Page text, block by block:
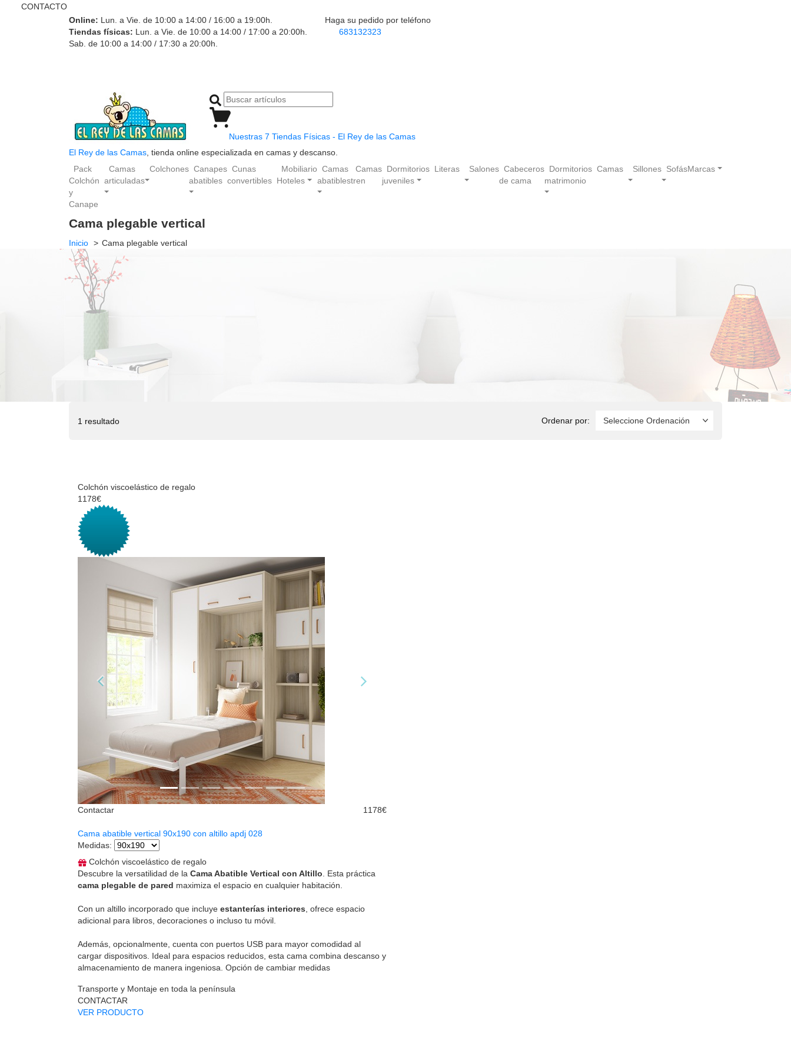
CONTACTO
Online: Lun. a Vie. de 10:00 a 14:00 / 16:00 a 19:00h.
Tiendas físicas: Lun. a Vie. de 10:00 a 14:00 / 17:00 a 20:00h.
Sab. de 10:00 a 14:00 / 17:30 a 20:00h.
Haga su pedido por teléfono
683132323
Nuestras 7 Tiendas Físicas - El Rey de las Camas
El Rey de las Camas , tienda online especializada en camas y descanso.
Pack
Colchón
y
Canape
Camas
articuladas
Colchones Canapes
abatibles
Cunas
convertibles
Mobiliario
Hoteles
Camas
abatibles
Camas
tren
Dormitorios
juveniles
Literas Salones Cabeceros
de cama
Dormitorios
matrimonio
Camas Sillones SofásMarcas
Cama plegable vertical
Inicio Cama plegable vertical
1 resultado Ordenar por:
Colchón viscoelástico de regalo
1178€
Contactar 1178€
Cama abatible vertical 90x190 con altillo apdj 028
Medidas:
Colchón viscoelástico de regalo
Descubre la versatilidad de la Cama Abatible Vertical con Altillo . Esta práctica
cama plegable de pared maximiza el espacio en cualquier habitación.
Con un altillo incorporado que incluye estanterías interiores , ofrece espacio
adicional para libros, decoraciones o incluso tu móvil.
Además, opcionalmente, cuenta con puertos USB para mayor comodidad al
cargar dispositivos. Ideal para espacios reducidos, esta cama combina descanso y
almacenamiento de manera ingeniosa. Opción de cambiar medidas
Transporte y Montaje en toda la península
CONTACTAR
VER PRODUCTO